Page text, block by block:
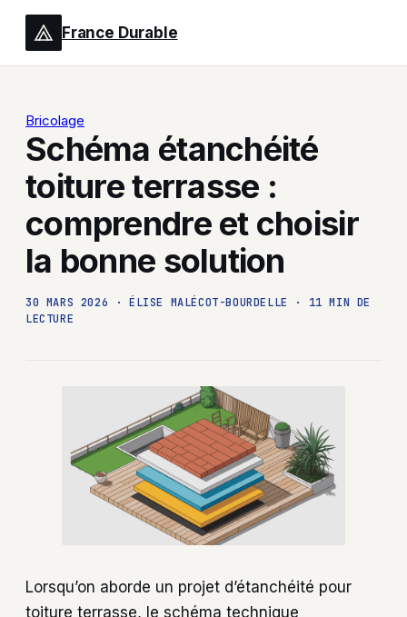
France Durable
Bricolage
Schéma étanchéité
toiture terrasse :
comprendre et choisir
la bonne solution
30 MARS 2026 · ÉLISE MALÉCOT-BOURDELLE ·
11 MIN DE
LECTURE
Lorsqu’on aborde un projet d’étanchéité pour
toiture terrasse, le schéma technique